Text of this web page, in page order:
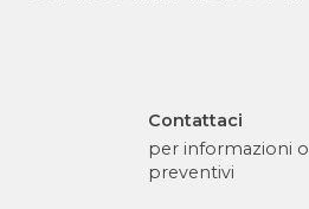
Contattaci
per informazioni o
preventivi